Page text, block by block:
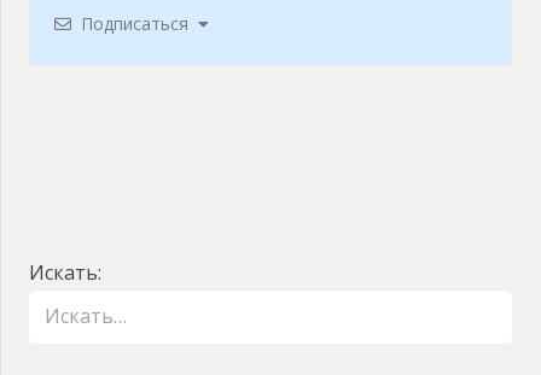
Подписаться
Искать: